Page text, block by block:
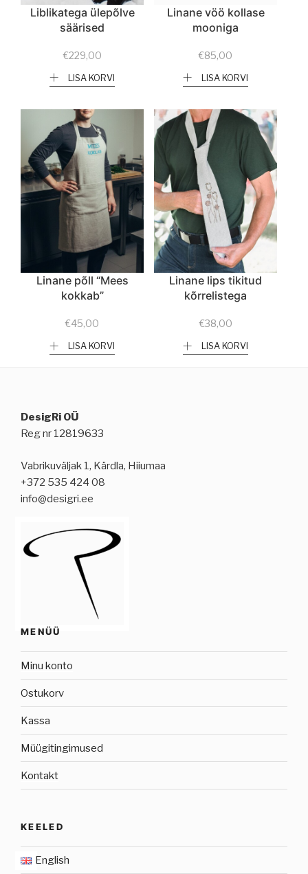
Liblikatega ülepõlve
säärised
€229,00
LISA KORVI
Linane vöö kollase
mooniga
€85,00
LISA KORVI
Linane põll “Mees
kokkab”
€45,00
LISA KORVI
Linane lips tikitud
kõrrelistega
€38,00
LISA KORVI
DesigRi OÜ
Reg nr 12819633
Vabrikuväljak 1, Kärdla, Hiiumaa
+372 535 424 08
info@desigri.ee
MENÜÜ
Minu konto
Ostukorv
Kassa
Müügitingimused
Kontakt
KEELED
English